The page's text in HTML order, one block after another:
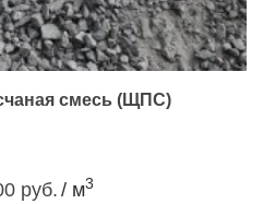
смесь (ЩПС)
руб./ м3